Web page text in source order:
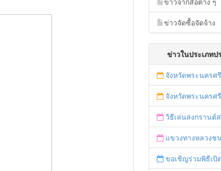
ข่าวจัดซื้อจัดจ้าง
ข่าวในประเภท
จังหวัดพระนครศรีอยุธยา บูรณาการหน่วยงานที่เกี่ยวข้อง ลงพื้นที่จัดระเบียบและดำเ
จังหวัดพระนครศรีอยุธยา ปล่อยแถวตำรวจ ทหาร ฝ่ายปกครอง ก
วิธีเล่นสงกรานต์
แขวงทางหลวงชนบทพระนครศรีอยุธยา
ขอเชิญร่วมพิธีเปิด